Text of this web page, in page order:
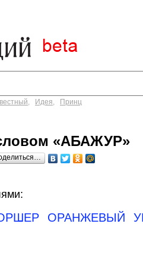
, Идея, Принц
«АБАЖУР»
ОРАНЖЕВЫЙ